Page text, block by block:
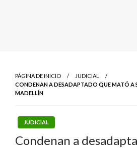
PÁGINA DE INICIO
JUDICIAL
CONDENAN A DESADAPTADO QUE MATÓ A
MADELLÍN
JUDICIAL
Condenan a